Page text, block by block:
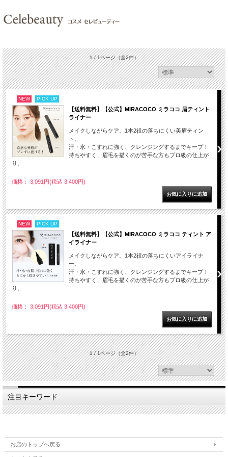
1 / 1ページ（全2件）
NEW PICK UP
【送料無料】【公式】MIRACOCO ミラココ 眉ティント
ライナー
メイクしながらケア。1本2役の落ちにくい美眉ティン
ト。
汗・水・こすれに強く、クレンジングするまでキープ！
持ちやすく、眉毛を描くのが苦手な方もプロ級の仕上が
り。
価格： 3,091円(税込 3,400円)
NEW PICK UP
【送料無料】【公式】MIRACOCO ミラココ ティント ア
イライナー
メイクしながらケア。1本2役の落ちにくいアイライナ
ー。
汗・水・こすれに強く、クレンジングするまでキープ！
持ちやすく、眉毛を描くのが苦手な方もプロ級の仕上が
り。
価格： 3,091円(税込 3,400円)
1 / 1ページ（全2件）
注目キーワード
お店のトップへ戻る